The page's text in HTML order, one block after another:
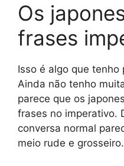
Os
frases
Isso é algo que
Ainda não tenho
parece que os
frases no imperativo.
conversa normal
meio rude e grosseiro.